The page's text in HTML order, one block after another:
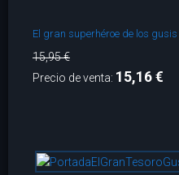
El gran superhéroe de los gusis
15,95 €
Precio de venta: 15,16 €